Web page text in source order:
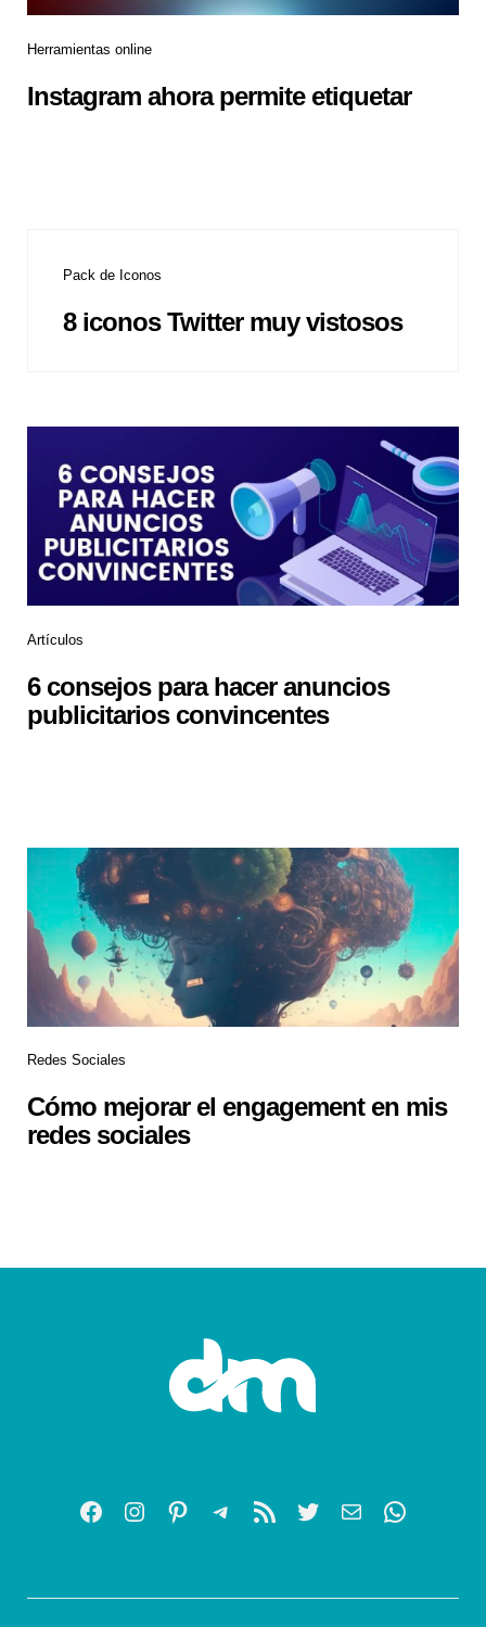
Herramientas online
Instagram ahora permite etiquetar
Pack de Iconos
8 iconos Twitter muy vistosos
Artículos
6 consejos para hacer anuncios
publicitarios convincentes
Redes Sociales
Cómo mejorar el engagement en mis
redes sociales